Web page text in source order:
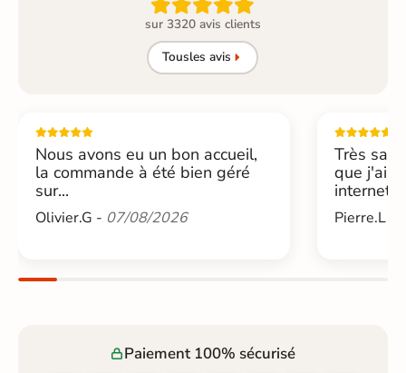
sur 3320 avis clients
Tousles avis
Nous avons eu un bon accueil,
la commande à été bien géré
sur...
Olivier.G - 07/08/2026
Très
que j'ai
internet....
Pierre.L -
Paiement 100% sécurisé